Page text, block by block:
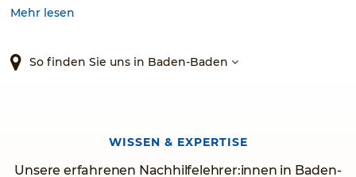
Prüfungsängste. Vertrauen Sie dem Original!
Mehr lesen
So finden Sie uns in Baden-Baden
Unsere erfahrenen Nachhilfelehrer:innen in Baden-
WISSEN & EXPERTISE